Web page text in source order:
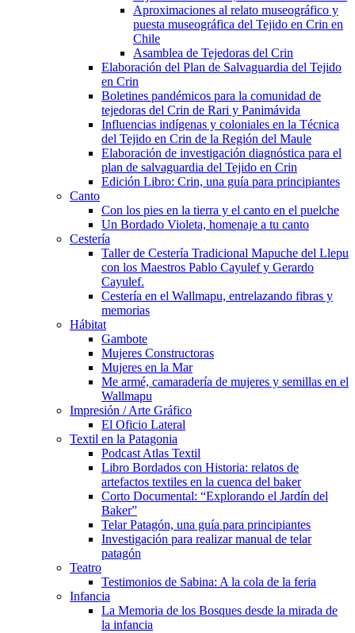
Aproximaciones al relato museográfico y
puesta museográfica del Tejido en Crin en
Chile
Asamblea de Tejedoras del Crin
Elaboración del Plan de Salvaguardia del Tejido
en Crin
Boletines pandémicos para la comunidad de
tejedoras del Crin de Rari y Panimávida
Influencias indígenas y coloniales en la Técnica
del Tejido en Crin de la Región del Maule
Elaboración de investigación diagnóstica para el
plan de salvaguardia del Tejido en Crin
Edición Libro: Crin, una guía para principiantes
Canto
Con los pies en la tierra y el canto en el puelche
Un Bordado Violeta, homenaje a tu canto
Cestería
Taller de Cestería Tradicional Mapuche del Llepu
con los Maestros Pablo Cayulef y Gerardo
Cayulef.
Cestería en el Wallmapu, entrelazando fibras y
memorias
Hábitat
Gambote
Mujeres Constructoras
Mujeres en la Mar
Me armé, camaradería de mujeres y semillas en el
Wallmapu
Impresión / Arte Gráfico
El Oficio Lateral
Textil en la Patagonia
Podcast Atlas Textil
Libro Bordados con Historia: relatos de
artefactos textiles en la cuenca del baker
Corto Documental: “Explorando el Jardín del
Baker”
Telar Patagón, una guía para principiantes
Investigación para realizar manual de telar
patagón
Teatro
Testimonios de Sabina: A la cola de la feria
Infancia
La Memoria de los Bosques desde la mirada de
la infancia